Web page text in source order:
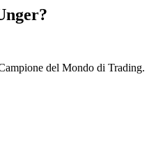
del Mondo di Trading.